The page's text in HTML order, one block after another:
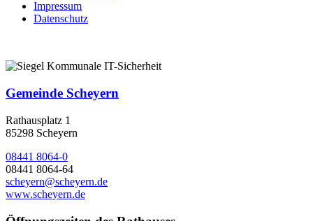
Impressum
Datenschutz
Gemeinde Scheyern
Rathausplatz 1
85298 Scheyern
08441 8064-0
08441 8064-64
scheyern@scheyern.de
www.scheyern.de